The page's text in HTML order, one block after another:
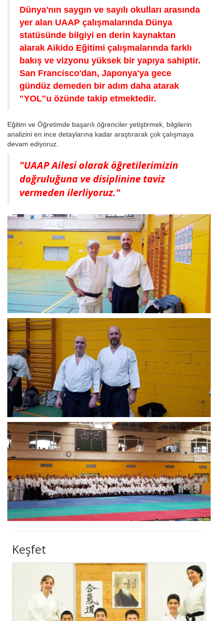
Dünya'nın saygın ve sayılı okulları arasında
yer alan UAAP çalışmalarında Dünya
statüsünde bilgiyi en derin kaynaktan
alarak Aikido Eğitimi çalışmalarında farklı
bakış ve vizyonu yüksek bir yapıya sahiptir.
San Francisco'dan, Japonya'ya gece
gündüz demeden bir adım daha atarak
"YOL"u özünde takip etmektedir.
Eğitim ve Öğretimde başarılı öğrenciler yetiştirmek, bilgilerin
analizini en ince detaylarına kadar araştırarak çok çalışmaya
devam ediyoruz.
"UAAP Ailesi olarak öğretilerimizin
doğruluğuna ve disiplinine taviz
vermeden ilerliyoruz."
Keşfet